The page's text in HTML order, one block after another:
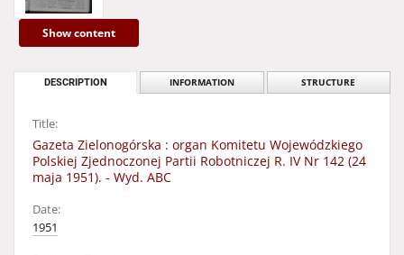
Show content
DESCRIPTION INFORMATION STRUCTURE
Title:
Gazeta Zielonogórska : organ Komitetu Wojewódzkiego
Polskiej Zjednoczonej Partii Robotniczej R. IV Nr 142 (24
maja 1951). - Wyd. ABC
Date:
1951